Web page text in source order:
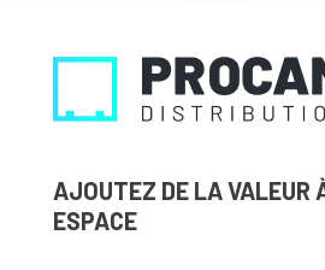
AJOUTEZ DE LA VALEUR
ESPACE